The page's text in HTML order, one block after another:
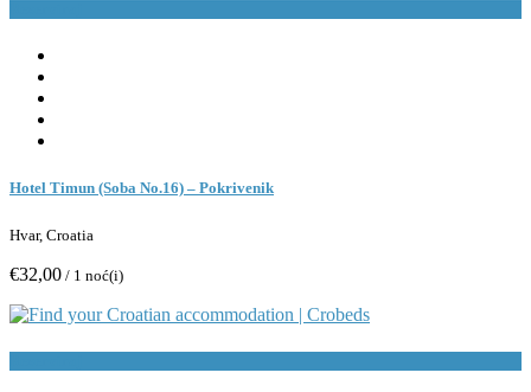
Hotel Timun (Soba No.16) – Pokrivenik
Hvar, Croatia
€32,00 / 1 noć(i)